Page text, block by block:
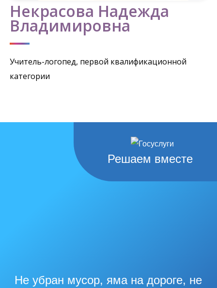
Некрасова Надежда
Владимировна
Учитель-логопед, первой квалификационной
категории
Решаем вместе
Не убран мусор, яма на дороге, не